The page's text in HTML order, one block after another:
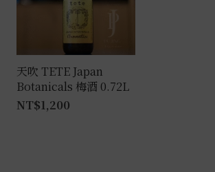
天吹 TETE Japan
Botanicals 梅酒 0.72L
NT$1,200